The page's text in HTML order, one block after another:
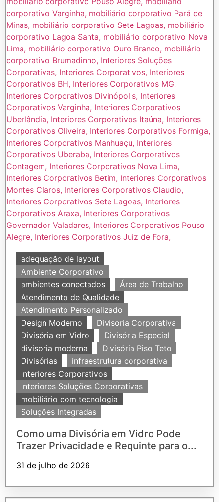
adequação de layout
Ambiente Corporativo
ambientes conectados
Área de Trabalho
Atendimento de Qualidade
Atendimento Personalizado
Design Moderno
Divisoria Corporativa
Divisória em Vidro
Divisória Especial
divisoria moderna
Divisória Piso Teto
Divisórias
infraestrutura corporativa
Interiores Corporativos
Interiores Soluções Corporativas
mobiliário com tecnologia
Soluções Integradas
Como uma Divisória em Vidro Pode
Trazer Privacidade e Requinte para o...
31 de julho de 2026